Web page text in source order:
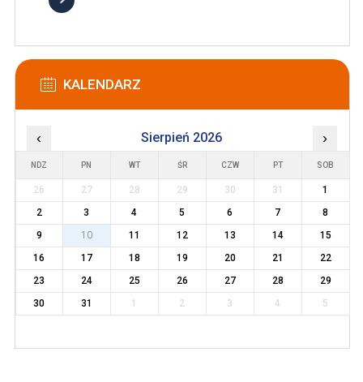
KALENDARZ
‹ Sierpień 2026 ›
NDZ PN WT ŚR CZW PT SOB
26 27 28 29 30 31
1
2
3 4 5 6 7
8
9
10 11 12 13 14
15
16
17 18 19 20 21
22
23
24 25 26 27 28
29
30
31 1 2 3 4 5